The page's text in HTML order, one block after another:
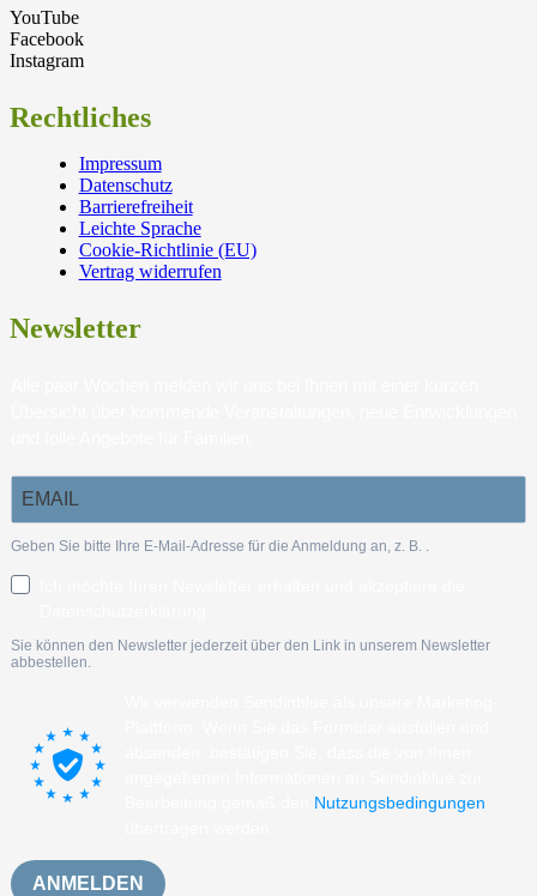
YouTube
Facebook
Instagram
Rechtliches
Impressum
Datenschutz
Barrierefreiheit
Leichte Sprache
Cookie-Richtlinie (EU)
Vertrag widerrufen
Newsletter
Geben Sie bitte Ihre E-Mail-Adresse für die Anmeldung an, z. B. .
Sie können den Newsletter jederzeit über den Link in unserem Newsletter
abbestellen.
Nutzungsbedingungen
ANMELDEN